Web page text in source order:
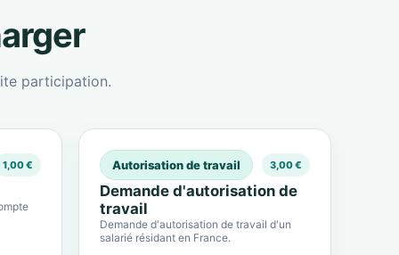
participation.
1,00 € Autorisation de travail 3,00 €
Demande d'autorisation de
travail
Demande d'autorisation de travail d'un
salarié résidant en France.